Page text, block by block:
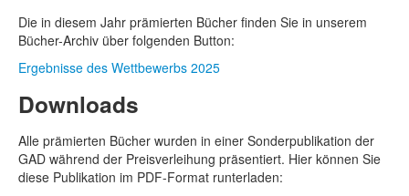
Die in diesem Jahr prämierten Bücher finden Sie in unserem
Bücher-Archiv über folgenden Button:
Ergebnisse des Wettbewerbs 2025
Downloads
Alle prämierten Bücher wurden in einer Sonderpublikation der
GAD während der Preisverleihung präsentiert. Hier können Sie
diese Publikation im PDF-Format runterladen: